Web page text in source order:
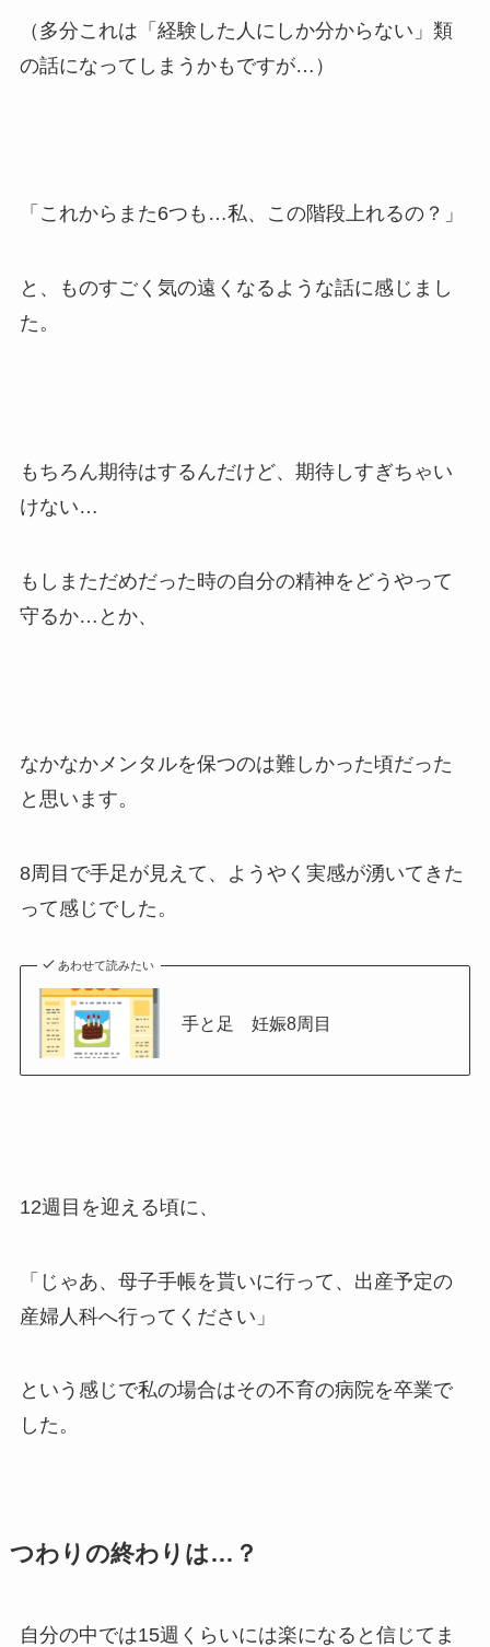
（多分これは「経験した人にしか分からない」類
の話になってしまうかもですが…）
「これからまた6つも…私、この階段上れるの？」
と、ものすごく気の遠くなるような話に感じまし
た。
もちろん期待はするんだけど、期待しすぎちゃい
けない…
もしまただめだった時の自分の精神をどうやって
守るか…とか、
なかなかメンタルを保つのは難しかった頃だった
と思います。
8周目で手足が見えて、ようやく実感が湧いてきた
って感じでした。
あわせて読みたい
手と足 妊娠8周目
12週目を迎える頃に、
「じゃあ、母子手帳を貰いに行って、出産予定の
産婦人科へ行ってください」
という感じで私の場合はその不育の病院を卒業で
した。
つわりの終わりは…？
自分の中では15週くらいには楽になると信じてま